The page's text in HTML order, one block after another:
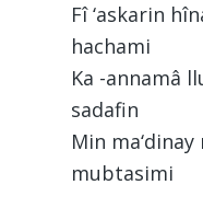
Fî ‘askarin
hachami
Ka -annamâ
sadafin
Min
mubtasimi